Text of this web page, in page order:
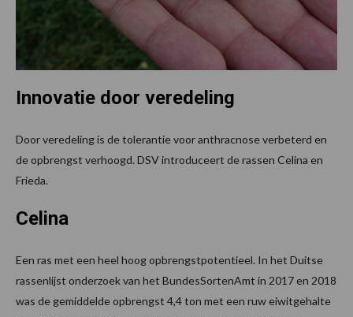
Innovatie door veredeling
Door veredeling is de tolerantie voor anthracnose verbeterd en
de opbrengst verhoogd. DSV introduceert de rassen Celina en
Frieda.
Celina
Een ras met een heel hoog opbrengstpotentieel. In het Duitse
rassenlijst onderzoek van het BundesSortenAmt in 2017 en 2018
was de gemiddelde opbrengst 4,4 ton met een ruw eiwitgehalte